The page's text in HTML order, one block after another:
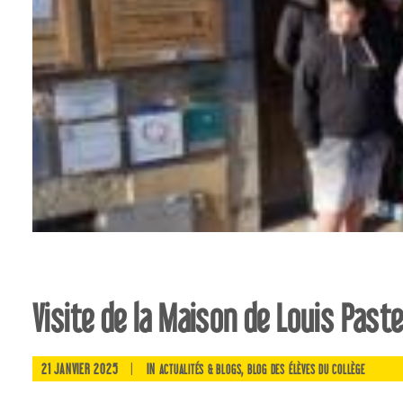
Visite de la Maison de Louis
21 JANVIER 2025 IN ACTUALITÉS & BLOGS, BLOG DES ÉLÈVES DU COLLÈGE